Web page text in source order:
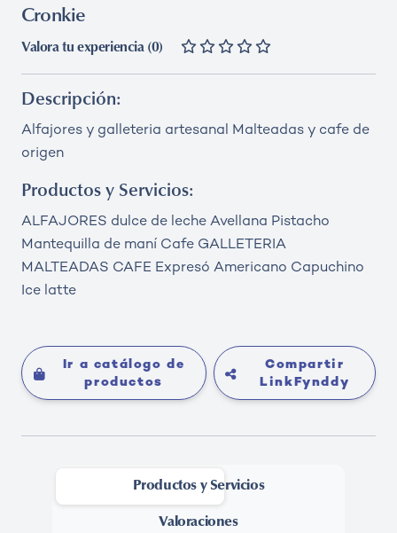
Cronkie
Valora tu experiencia (0)
Descripción:
Alfajores y galleteria artesanal Malteadas y cafe de
origen
Productos y Servicios:
ALFAJORES dulce de leche Avellana Pistacho
Mantequilla de maní Cafe GALLETERIA
MALTEADAS CAFE Expresó Americano Capuchino
Ice latte
Ir a catálogo de
productos
Compartir
LinkFynddy
Productos y Servicios
Valoraciones
-